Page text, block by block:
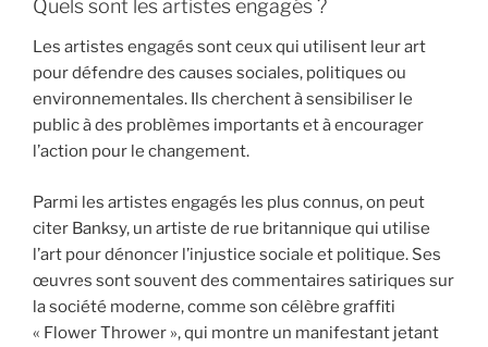
Quels sont les artistes engagés ?
Les artistes engagés sont ceux qui utilisent leur art
pour défendre des causes sociales, politiques ou
environnementales. Ils cherchent à sensibiliser le
public à des problèmes importants et à encourager
l’action pour le changement.
Parmi les artistes engagés les plus connus, on peut
citer Banksy, un artiste de rue britannique qui utilise
l’art pour dénoncer l’injustice sociale et politique. Ses
œuvres sont souvent des commentaires satiriques sur
la société moderne, comme son célèbre graffiti
« Flower Thrower », qui montre un manifestant jetant